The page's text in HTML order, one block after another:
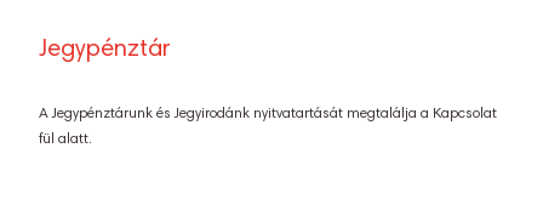
Jegypénztár
A Jegypénztárunk és Jegyirodánk nyitvatartását megtalálja a Kapcsolat
fül alatt.